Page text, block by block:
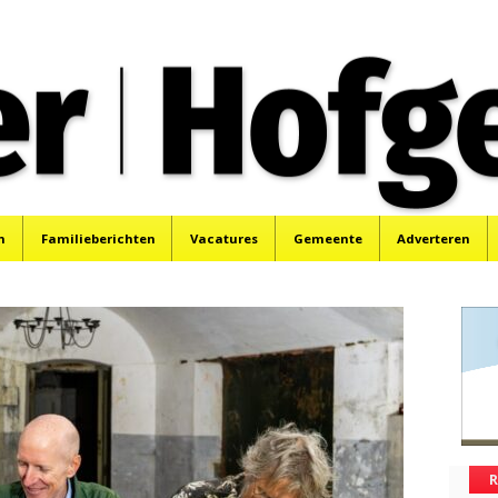
Familieberichten Vacatures Gemeente Adverteren